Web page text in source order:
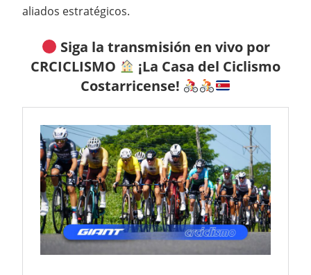
aliados estratégicos.
Siga la transmisión en vivo por
CRCICLISMO
¡La Casa del Ciclismo
Costarricense!